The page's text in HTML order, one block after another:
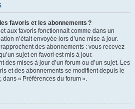
favoris et les abonnements ?
aux favoris fonctionnait comme dans un
n’était envoyée lors d’une mise à jour.
des abonnements : vous recevez
sujet en favori est mis à jour.
des mises à jour d’un forum ou d’un sujet. Les
et des abonnements se modifient depuis le
« Préférences du forum ».